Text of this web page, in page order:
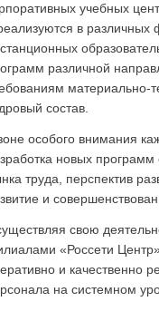
учебных
в различных
различной
материально-
состав.
особого внимания
новых
труда, перспектив
и
свою
«Россети
и качественно
на системном